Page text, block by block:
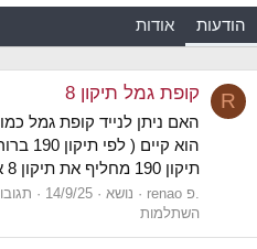
הודעות אודות
R קופת גמל תיקון 8
הוא
תיקון 190 מחליף את תיקון 8 או ששניהם קיימים?
נושא 14/9/25
השתלמות